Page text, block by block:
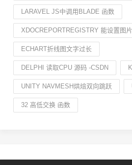
LARAVEL JS中调用BLADE 函数
XDOCREPORTREGISTRY 能设置图
ECHART折线图文字过长
DELPHI 读取CPU 源码 -CSDN
UNITY NAVMESH烘焙双向跳跃
32 高低交换 函数